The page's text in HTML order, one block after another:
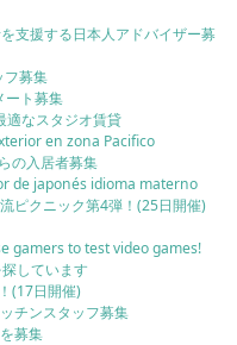
支援する日本人アドバイザー募
フ募集
ート募集
適なスタジオ賃貸
en zona Pacifico
の入居者募集
de japonés idioma materno
ピクニック第4弾！(25日開催)
gamers to test video games!
しています
(17日開催)
チンスタッフ募集
募集